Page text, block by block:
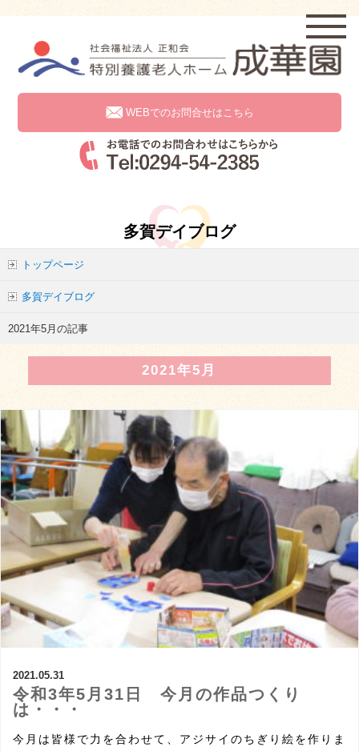
WEBでのお問合せはこちら
多賀デイブログ
トップページ
多賀デイブログ
2021年5月の記事
2021年5月
2021.05.31
令和3年5月31日 今月の作品つくり
は・・・
今月は皆様で力を合わせて、アジサイのちぎり絵を作りま